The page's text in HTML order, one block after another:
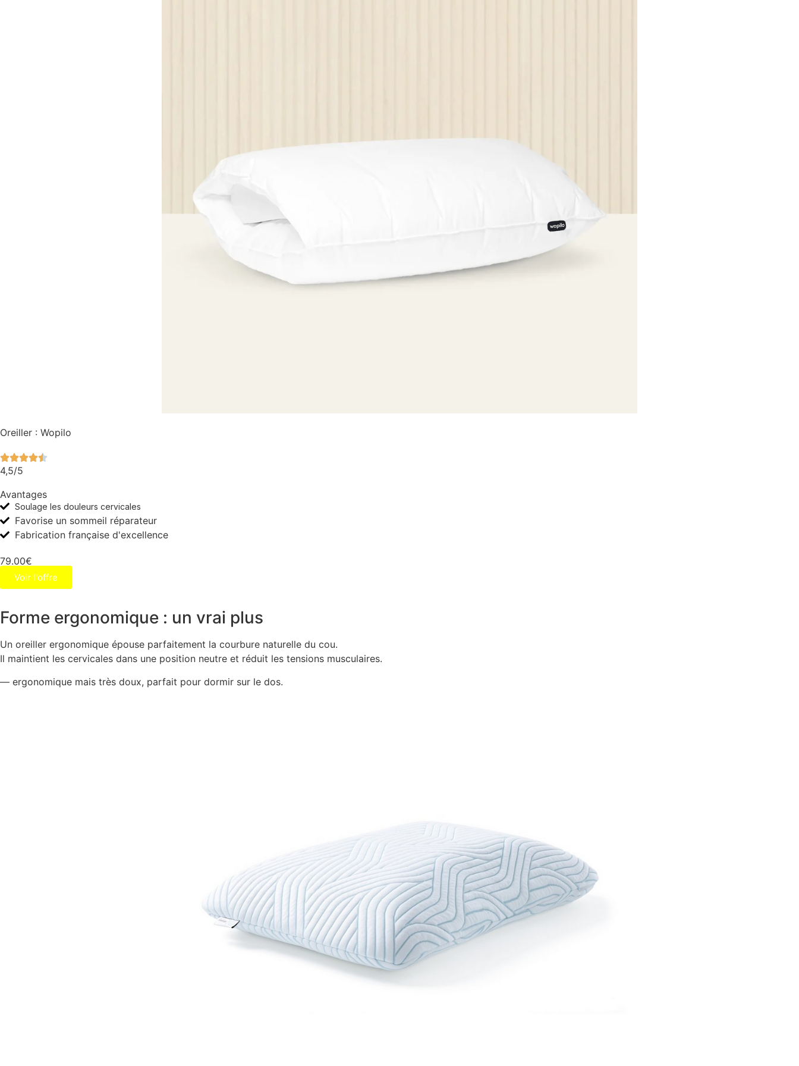
Oreiller : Wopilo
4,5/5
Avantages
Soulage les douleurs cervicales
Favorise un sommeil réparateur
Fabrication française d'excellence
79.00€
Voir l'offre
Forme ergonomique : un vrai plus
Un oreiller ergonomique épouse parfaitement la courbure naturelle du cou.
Il maintient les cervicales dans une position neutre et réduit les tensions musculaires.
— ergonomique mais très doux, parfait pour dormir sur le dos.